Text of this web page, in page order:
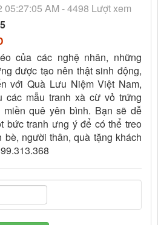
AM - 4498 Lượt xem
của các nghệ nhân, những
được tạo nên thật sinh động,
với Quà Lưu Niệm Việt Nam,
các mẫu tranh xà cừ vỏ trứng
quê yên bình. Bạn sẽ dễ
bức tranh ưng ý để có thể treo
bè, người thân, quà tặng khách